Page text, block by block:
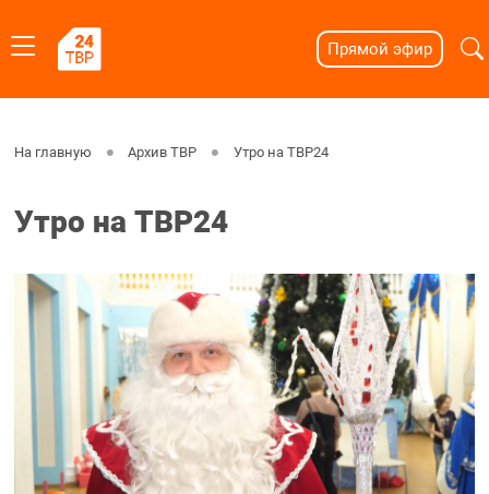
Прямой эфир
На главную Архив ТВР Утро на ТВР24
Утро на ТВР24